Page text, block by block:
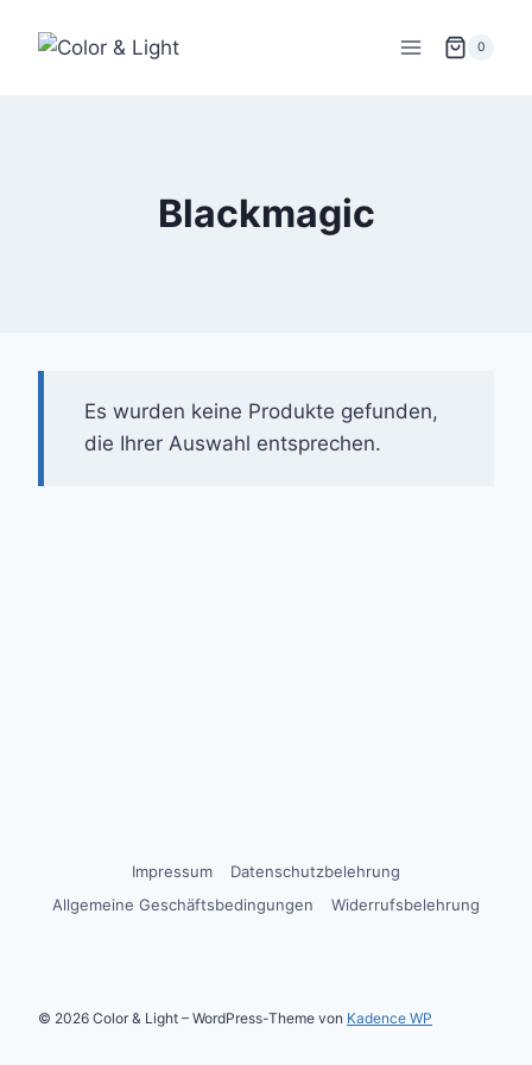
Inhalt
0
Blackmagic
Es wurden keine Produkte gefunden,
die Ihrer Auswahl entsprechen.
Impressum
Datenschutzbelehrung
Allgemeine Geschäftsbedingungen
Widerrufsbelehrung
© 2026 Color & Light – WordPress-Theme von Kadence WP